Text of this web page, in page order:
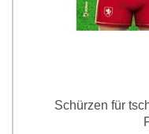
Schürzen für